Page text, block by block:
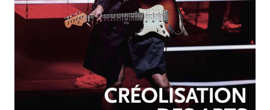
OCTOBRE-DÉCEMBRE 2025